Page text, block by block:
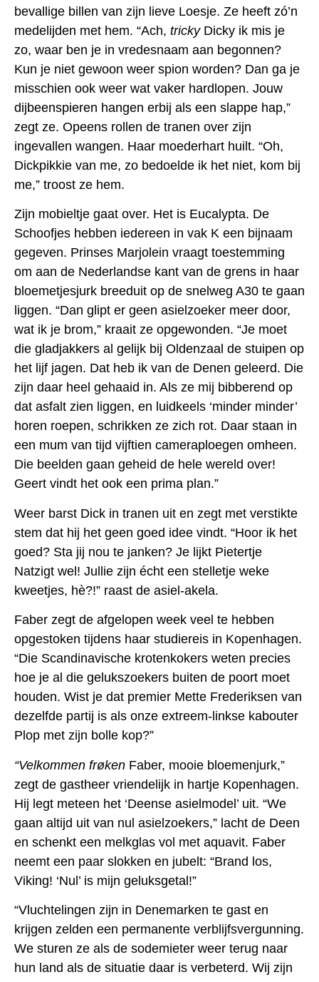
bevallige billen van zijn lieve Loesje. Ze heeft zó’n
medelijden met hem. “Ach, tricky Dicky ik mis je
zo, waar ben je in vredesnaam aan begonnen?
Kun je niet gewoon weer spion worden? Dan ga je
misschien ook weer wat vaker hardlopen. Jouw
dijbeenspieren hangen erbij als een slappe hap,”
zegt ze. Opeens rollen de tranen over zijn
ingevallen wangen. Haar moederhart huilt. “Oh,
Dickpikkie van me, zo bedoelde ik het niet, kom bij
me,” troost ze hem.
Zijn mobieltje gaat over. Het is Eucalypta. De
Schoofjes hebben iedereen in vak K een bijnaam
gegeven. Prinses Marjolein vraagt toestemming
om aan de Nederlandse kant van de grens in haar
bloemetjesjurk breeduit op de snelweg A30 te gaan
liggen. “Dan glipt er geen asielzoeker meer door,
wat ik je brom,” kraait ze opgewonden. “Je moet
die gladjakkers al gelijk bij Oldenzaal de stuipen op
het lijf jagen. Dat heb ik van de Denen geleerd. Die
zijn daar heel gehaaid in. Als ze mij bibberend op
dat asfalt zien liggen, en luidkeels ‘minder minder’
horen roepen, schrikken ze zich rot. Daar staan in
een mum van tijd vijftien cameraploegen omheen.
Die beelden gaan geheid de hele wereld over!
Geert vindt het ook een prima plan.”
Weer barst Dick in tranen uit en zegt met verstikte
stem dat hij het geen goed idee vindt. “Hoor ik het
goed? Sta jij nou te janken? Je lijkt Pietertje
Natzigt wel! Jullie zijn écht een stelletje weke
kweetjes, hè?!” raast de asiel-akela.
Faber zegt de afgelopen week veel te hebben
opgestoken tijdens haar studiereis in Kopenhagen.
“Die Scandinavische krotenkokers weten precies
hoe je al die gelukszoekers buiten de poort moet
houden. Wist je dat premier Mette Frederiksen van
dezelfde partij is als onze extreem-linkse kabouter
Plop met zijn bolle kop?”
“Velkommen frøken Faber, mooie bloemenjurk,”
zegt de gastheer vriendelijk in hartje Kopenhagen.
Hij legt meteen het ‘Deense asielmodel’ uit. “We
gaan altijd uit van nul asielzoekers,” lacht de Deen
en schenkt een melkglas vol met aquavit. Faber
neemt een paar slokken en jubelt: “Brand los,
Viking! ‘Nul’ is mijn geluksgetal!”
“Vluchtelingen zijn in Denemarken te gast en
krijgen zelden een permanente verblijfsvergunning.
We sturen ze als de sodemieter weer terug naar
hun land als de situatie daar is verbeterd. Wij zijn